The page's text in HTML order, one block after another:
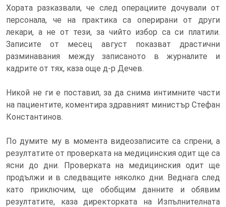
Хората разказвали, че след операциите дочували от
персонала, че на практика са оперирани от други
лекари, а не от тези, за чийто избор са си платили.
Записите от месец август показват драстични
разминавания между записаното в журналите и
кадрите от тях, каза още д-р Дечев.
Никой не ги е поставил, за да снима интимните части
на пациентите, коментира здравният министър Стефан
Константинов.
По думите му в момента видеозаписите са спрени, а
резултатите от проверката на медицинския одит ще са
ясни до дни. Проверката на медицинския одит ще
продължи и в следващите няколко дни. Веднага след
като приключим, ще обобщим данните и обявим
резултатите, каза директорката на Изпълнителната